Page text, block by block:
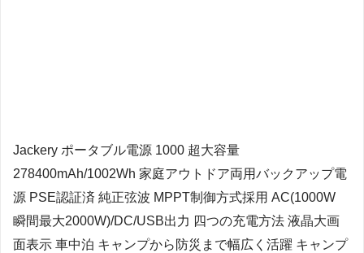
Jackery ポータブル電源 1000 超大容量
278400mAh/1002Wh 家庭アウトドア両用バックアップ電
源 PSE認証済 純正弦波 MPPT制御方式採用 AC(1000W
瞬間最大2000W)/DC/USB出力 四つの充電方法 液晶大画
面表示 車中泊 キャンプから防災まで幅広く活躍 キャンプ